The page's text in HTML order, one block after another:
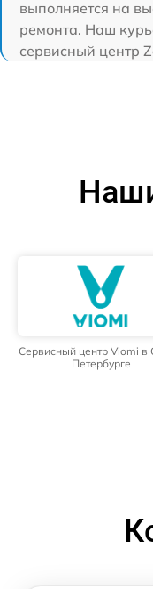
выполняется на
ремонта. Наш
сервисный центр
Сервисный центр Viomi в
Петербурге